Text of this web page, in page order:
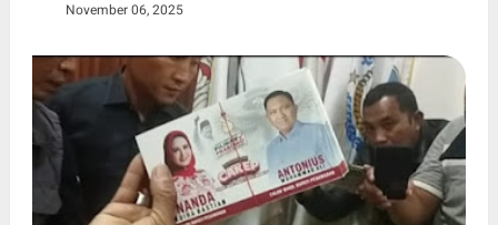
November 06, 2025